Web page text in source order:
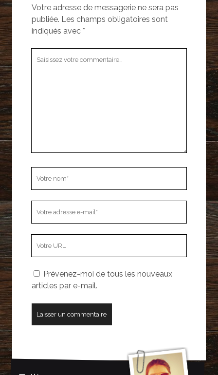
Votre adresse de messagerie ne sera pas
publiée. Les champs obligatoires sont
indiqués avec *
mail
votre
site
Prévenez-moi de tous les nouveaux
articles par e-mail.